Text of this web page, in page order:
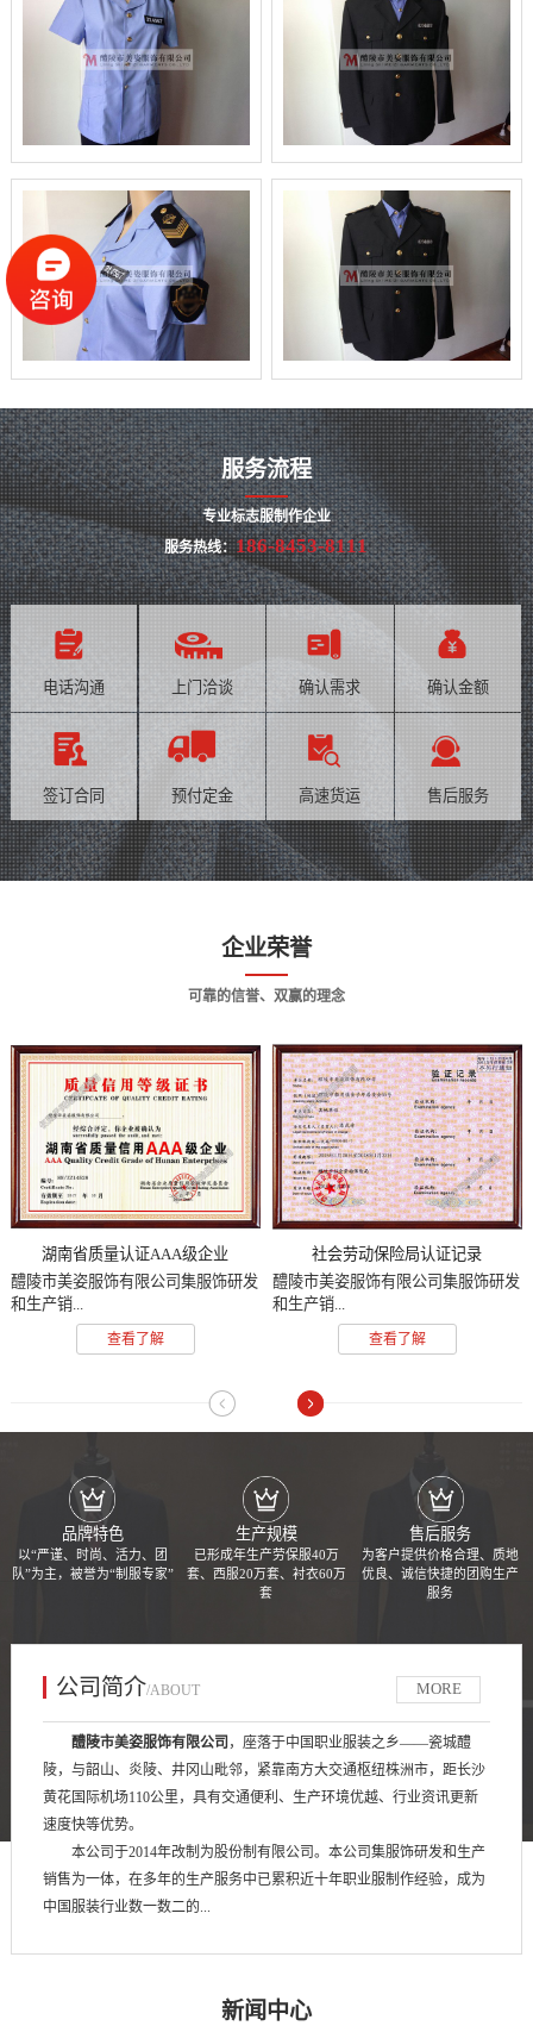
服务流程
专业标志服制作企业
服务热线：186-8453-8111
电话沟通 上门洽谈 确认需求 确认金额
签订合同 预付定金 高速货运 售后服务
企业荣誉
可靠的信誉、双赢的理念
湖南省质量认证AAA级企业
醴陵市美姿服饰有限公司集服饰研发
和生产销...
查看了解
社会劳动保险局认证记录
醴陵市美姿服饰有限公司集服饰研发
和生产销...
查看了解
品牌特色
以“严谨、时尚、活力、团
队”为主，被誉为“制服专家”
生产规模
已形成年生产劳保服40万
套、西服20万套、衬衣60万
套
售后服务
为客户提供价格合理、质地
优良、诚信快捷的团购生产
服务
公司简介/ABOUT MORE
醴陵市美姿服饰有限公司 ，座落于中国职业服装之乡——瓷城醴
陵，与韶山、炎陵、井冈山毗邻，紧靠南方大交通枢纽株洲市，距长沙
黄花国际机场110公里，具有交通便利、生产环境优越、行业资讯更新
速度快等优势。
本公司于2014年改制为股份制有限公司。本公司集服饰研发和生产
销售为一体，在多年的生产服务中已累积近十年职业服制作经验，成为
中国服装行业数一数二的...
新闻中心